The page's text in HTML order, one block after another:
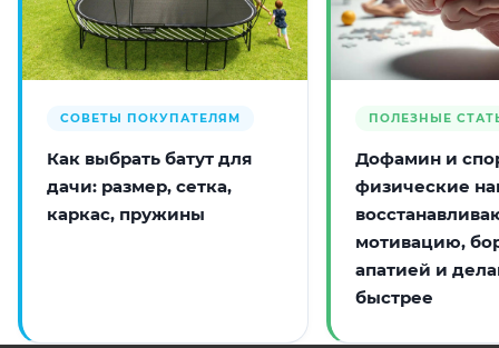
СОВЕТЫ ПОКУПАТЕЛЯМ
Как выбрать батут для
дачи: размер, сетка,
каркас, пружины
ПОЛЕЗНЫЕ
Дофамин и
физические
мотивацию,
апатией и
быстрее